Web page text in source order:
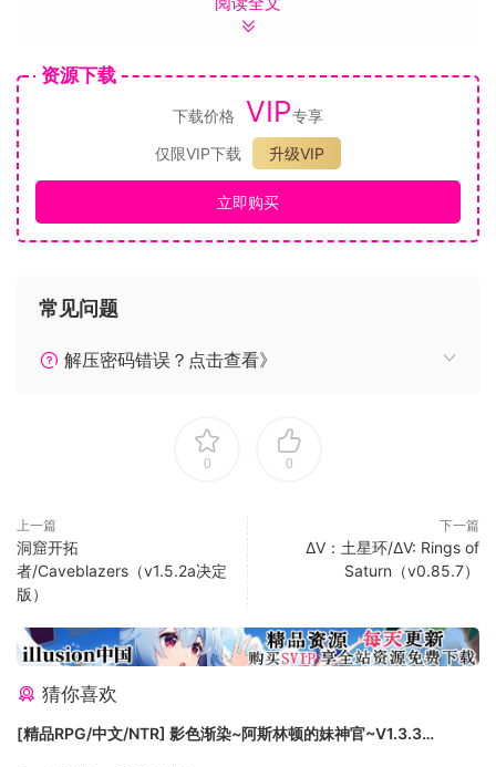
超过20种致命敌人-面对一群邪恶的新生物，例如地球元
素，巨魔和胆汁蝙蝠蝠。他们从原始的《兽人必死》中带
来了您最喜欢的陷阱井饲料！和他们一起！
超过50个陷阱，武器和守护者–从大量的全新和经典防御
装备中进行选择，包括全新的魔法小装饰品。
大规模升级系统–克服超过225种持久性陷阱和武器升级
来解锁，您可以打造完全适合您的杀戮风格的兵工厂。
广泛的可重玩性–多种游戏模式，“严重梦”严重和庞大的
头骨排名系统可提供数小时的可重玩性
资源下载
下载价格 VIP专享
仅限VIP下载
升级VIP
立即购买
常见问题
解压密码错误？点击查看》
0 0
上一篇
洞窟开拓
者/Caveblazers（v1.5.2a决定
版）
下一篇
ΔV：土星环/ΔV: Rings of
Saturn（v0.85.7）
猜你喜欢
[精品RPG/中文/NTR] 影色渐染~阿斯林顿的妹神官~V1.3.3